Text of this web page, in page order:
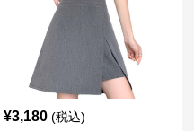
¥3,180 (税込)